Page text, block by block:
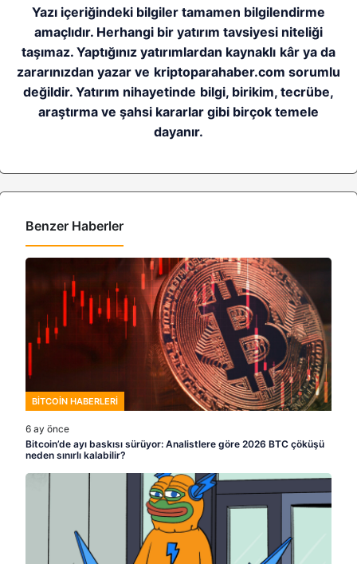
Yazı içeriğindeki bilgiler tamamen bilgilendirme
amaçlıdır. Herhangi bir yatırım tavsiyesi niteliği
taşımaz. Yaptığınız yatırımlardan kaynaklı kâr ya da
zararınızdan yazar ve kriptoparahaber.com sorumlu
değildir. Yatırım nihayetinde bilgi, birikim, tecrübe,
araştırma ve şahsi kararlar gibi birçok temele
dayanır.
Benzer Haberler
BITCOIN HABERLERI
6 ay önce
Bitcoin’de ayı baskısı sürüyor: Analistlere göre 2026 BTC çöküşü
neden sınırlı kalabilir?